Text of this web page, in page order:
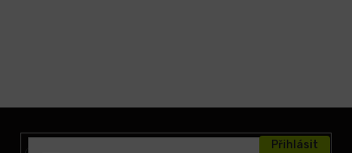
Přihlásit